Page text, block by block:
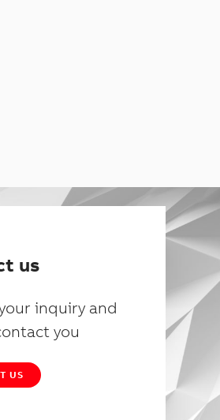
us
inquiry and
you
US